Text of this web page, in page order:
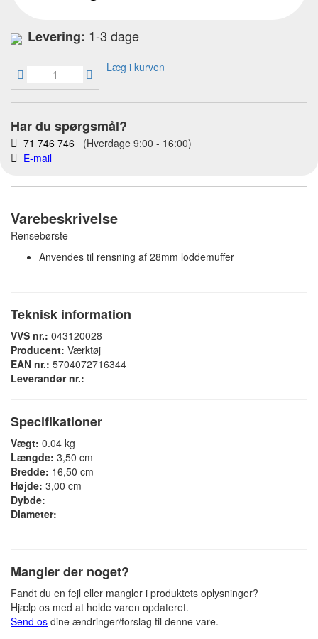
Levering: 1-3 dage
Læg i kurven
Har du spørgsmål?
71 746 746 (Hverdage 9:00 - 16:00)
E-mail
Varebeskrivelse
Rensebørste
Anvendes til rensning af 28mm loddemuffer
Teknisk information
VVS nr.: 043120028
Producent: Værktøj
EAN nr.: 5704072716344
Leverandør nr.:
Specifikationer
Vægt: 0.04 kg
Længde: 3,50 cm
Bredde: 16,50 cm
Højde: 3,00 cm
Dybde:
Diameter:
Mangler der noget?
Fandt du en fejl eller mangler i produktets oplysninger?
Hjælp os med at holde varen opdateret.
Send os dine ændringer/forslag til denne vare.